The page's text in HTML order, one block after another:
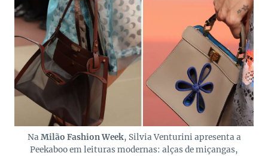
NaMilão Fashion Week, Silvia Venturini apresenta a
Peekaboo em leituras modernas: alças de miçangas,